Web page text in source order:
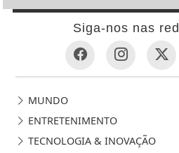
Siga-nos nas
MUNDO
ENTRETENIMENTO
TECNOLOGIA & INOVAÇÃO